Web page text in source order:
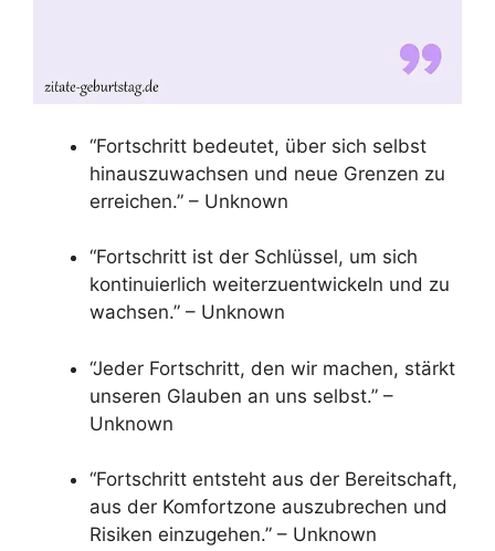
“Fortschritt bedeutet, über sich selbst
hinauszuwachsen und neue Grenzen zu
erreichen.” – Unknown
“Fortschritt ist der Schlüssel, um sich
kontinuierlich weiterzuentwickeln und zu
wachsen.” – Unknown
“Jeder Fortschritt, den wir machen, stärkt
unseren Glauben an uns selbst.” –
Unknown
“Fortschritt entsteht aus der Bereitschaft,
aus der Komfortzone auszubrechen und
Risiken einzugehen.” – Unknown